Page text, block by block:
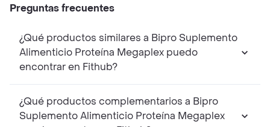
Preguntas frecuentes
¿Qué productos similares a Bipro Suplemento
Alimenticio Proteína Megaplex puedo
encontrar en Fithub?
¿Qué productos complementarios a Bipro
Suplemento Alimenticio Proteína Megaplex